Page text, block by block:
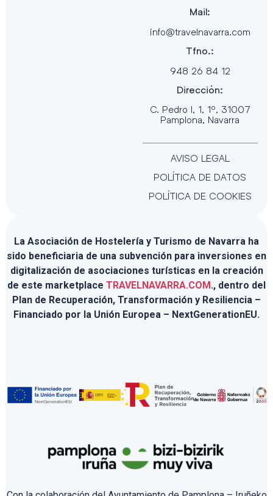
Mail:
info@travelnavarra.com
Tfno.:
948 26 84 12
Dirección:
C. Pedro I, 1, 1º, 31007
Pamplona, Navarra
AVISO LEGAL
POLÍTICA DE DATOS
POLÍTICA DE COOKIES
La Asociación de Hostelería y Turismo de Navarra ha
sido beneficiaria de una subvención para inversiones en
digitalización de asociaciones turísticas en la creación
de este marketplace TRAVELNAVARRA.COM., dentro del
Plan de Recuperación, Transformación y Resiliencia –
Financiado por la Unión Europea – NextGenerationEU.